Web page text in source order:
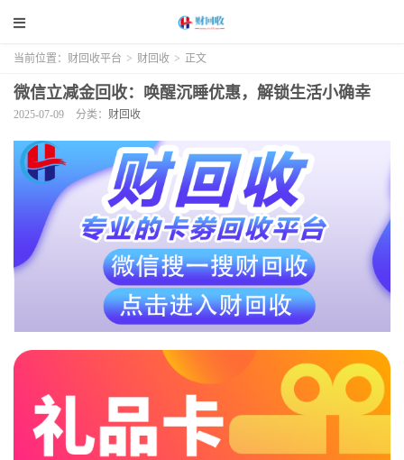
当前位置： 财回收平台 > 财回收 > 正文
微信立减金回收：唤醒沉睡优惠，解锁生活小确幸
2025-07-09 分类： 财回收